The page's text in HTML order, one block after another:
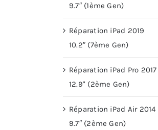
9.7″ (1ème Gen)
Réparation iPad 2019
10.2″ (7ème Gen)
Réparation iPad Pro 2017
12.9" (2ème Gen)
Réparation iPad Air 2014
9.7″ (2ème Gen)